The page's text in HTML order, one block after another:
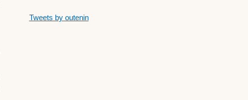
つぶやきをスキップする
Tweets by outenin